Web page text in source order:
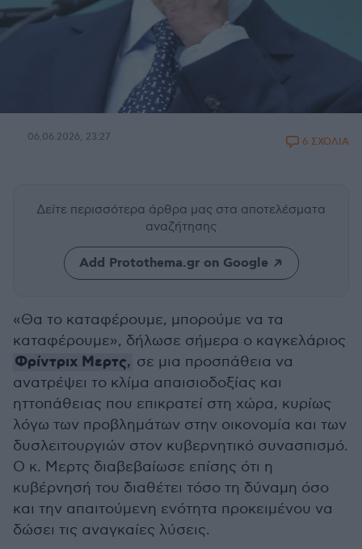
06.06.2026, 23:27 6 ΣΧΟΛΙΑ
Δείτε περισσότερα άρθρα μας στα αποτελέσματα
αναζήτησης
Add Protothema.gr on Google
«Θα το καταφέρουμε, μπορούμε να τα
καταφέρουμε», δήλωσε σήμερα ο καγκελάριος
Φρίντριχ Μερτς, σε μια προσπάθεια να
ανατρέψει το κλίμα απαισιοδοξίας και
ηττοπάθειας που επικρατεί στη χώρα, κυρίως
λόγω των προβλημάτων στην οικονομία και των
δυσλειτουργιών στον κυβερνητικό συνασπισμό.
Ο κ. Μερτς διαβεβαίωσε επίσης ότι η
κυβέρνησή του διαθέτει τόσο τη δύναμη όσο
και την απαιτούμενη ενότητα προκειμένου να
δώσει τις αναγκαίες λύσεις.